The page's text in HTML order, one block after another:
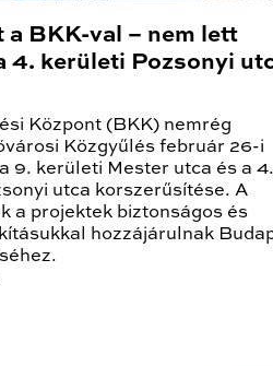
a BKK-val – nem lett
4. kerületi Pozsonyi
Központ (BKK) nemrég
Közgyűlés február 26-i
9. kerületi Mester utca és a 4.
utca korszerűsítése. A
a projektek biztonságos és
hozzájárulnak